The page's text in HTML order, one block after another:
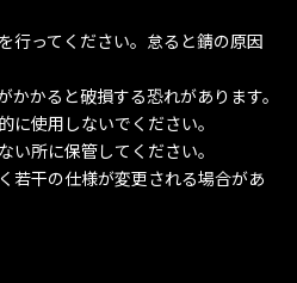
行ってください。怠ると錆の原因
かると破損する恐れがあります。
使用しないでください。
所に保管してください。
若干の仕様が変更される場合があ